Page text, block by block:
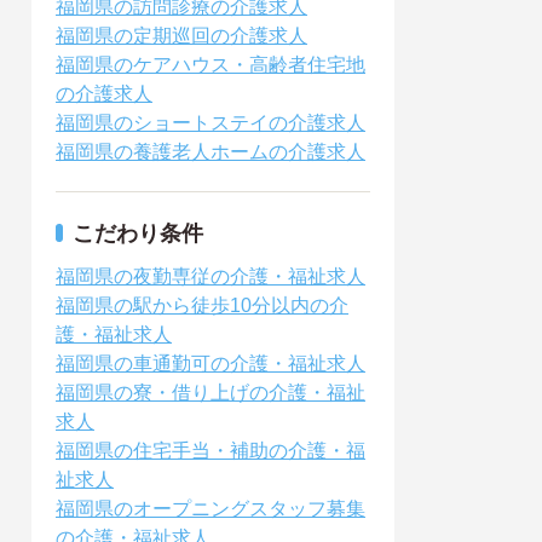
福岡県の訪問診療の介護求人
福岡県の定期巡回の介護求人
福岡県のケアハウス・高齢者住宅地
の介護求人
福岡県のショートステイの介護求人
福岡県の養護老人ホームの介護求人
こだわり条件
福岡県の夜勤専従の介護・福祉求人
福岡県の駅から徒歩10分以内の介
護・福祉求人
福岡県の車通勤可の介護・福祉求人
福岡県の寮・借り上げの介護・福祉
求人
福岡県の住宅手当・補助の介護・福
祉求人
福岡県のオープニングスタッフ募集
の介護・福祉求人